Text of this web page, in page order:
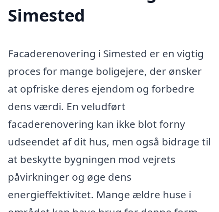
Simested
Facaderenovering i Simested er en vigtig
proces for mange boligejere, der ønsker
at opfriske deres ejendom og forbedre
dens værdi. En veludført
facaderenovering kan ikke blot forny
udseendet af dit hus, men også bidrage til
at beskytte bygningen mod vejrets
påvirkninger og øge dens
energieffektivitet. Mange ældre huse i